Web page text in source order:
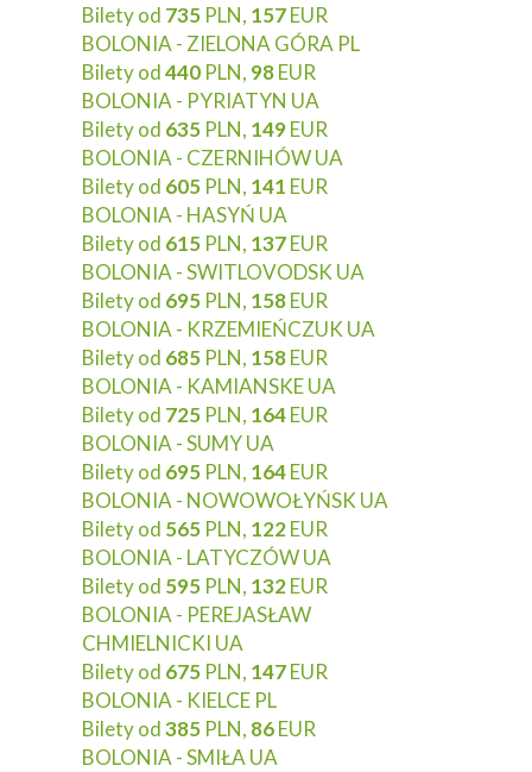
Bilety od 735 PLN, 157EUR
BOLONIA - ZIELONA GÓRA PL
Bilety od440 PLN, 98EUR
BOLONIA - PYRIATYN UA
Bilety od 635 PLN, 149EUR
BOLONIA - CZERNIHÓW UA
Bilety od 605 PLN, 141 EUR
BOLONIA - HASYŃ UA
Bilety od 615 PLN, 137EUR
BOLONIA - SWITLOVODSK UA
Bilety od 695 PLN, 158EUR
BOLONIA - KRZEMIEŃCZUK UA
Bilety od 685 PLN, 158EUR
BOLONIA - KAMIANSKE UA
Bilety od 725 PLN, 164EUR
BOLONIA - SUMY UA
Bilety od 695 PLN, 164EUR
BOLONIA - NOWOWOŁYŃSK UA
Bilety od 565 PLN, 122EUR
BOLONIA - LATYCZÓW UA
Bilety od 595 PLN, 132EUR
BOLONIA - PEREJASŁAW
CHMIELNICKI UA
Bilety od 675 PLN, 147EUR
BOLONIA - KIELCE PL
Bilety od385 PLN, 86EUR
BOLONIA - SMIŁA UA